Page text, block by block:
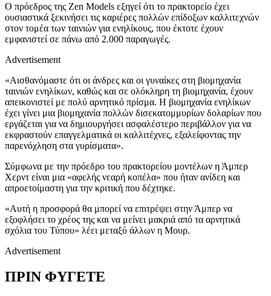
Ο πρόεδρος της Zen Models εξηγεί ότι το πρακτορείο έχει
ουσιαστικά ξεκινήσει τις καριέρες πολλών επίδοξων καλλιτεχνών
στον τομέα των ταινιών για ενηλίκους, που έκτοτε έχουν
εμφανιστεί σε πάνω από 2.000 παραγωγές.
Advertisement
«Αισθανόμαστε ότι οι άνδρες και οι γυναίκες στη βιομηχανία
ταινιών ενηλίκων, καθώς και σε ολόκληρη τη βιομηχανία, έχουν
απεικονιστεί με πολύ αρνητικό πρίσμα. Η βιομηχανία ενηλίκων
έχει γίνει μια βιομηχανία πολλών δισεκατομμυρίων δολαρίων που
εργάζεται για να δημιουργήσει ασφαλέστερο περιβάλλον για να
εκφραστούν επαγγελματικά οι καλλιτέχνες, εξαλείφοντας την
παρενόχληση στα γυρίσματα».
Σύμφωνα με την πρόεδρο του πρακτορείου μοντέλων η Άμπερ
Χερντ είναι μια «αφελής νεαρή κοπέλα» που ήταν ανίδεη και
απροετοίμαστη για την κριτική που δέχτηκε.
«Αυτή η προσφορά θα μπορεί να επιτρέψει στην Άμπερ να
εξοφλήσει το χρέος της και να μείνει μακριά από τα αρνητικά
σχόλια του Τύπου» λέει μεταξύ άλλων η Μουρ.
Advertisement
ΠΡΙΝ ΦΥΓΕΤΕ